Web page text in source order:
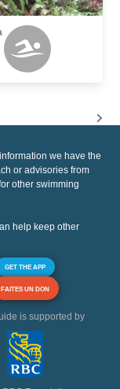
we have the
or advisories from
other swimming
help keep other
GET THE APP
FAITES UN DON
is supported by